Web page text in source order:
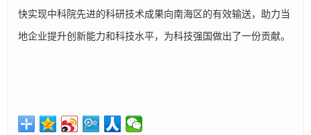
快实现中科院先进的科研技术成果向南海区的有效输送，助力当
地企业提升创新能力和科技水平，为科技强国做出了一份贡献。